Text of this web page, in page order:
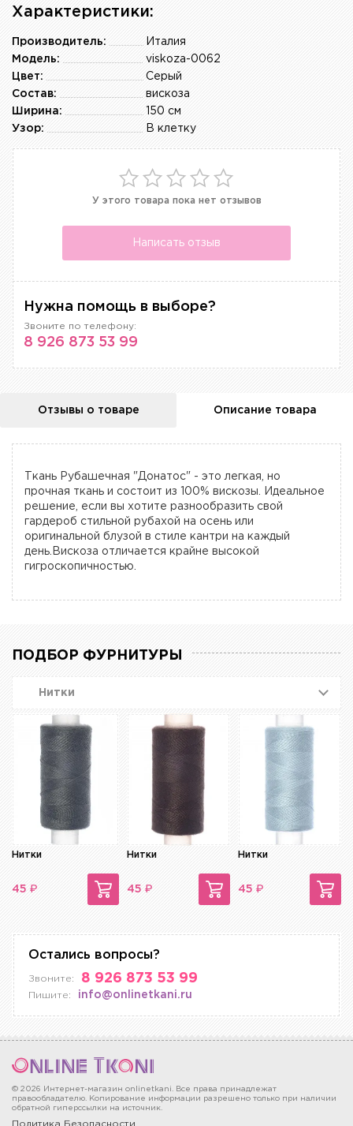
Характеристики:
Италия
Производитель:
viskoza-0062
Модель:
Серый
Цвет:
вискоза
Состав:
150 см
Ширина:
В клетку
Узор:
У этого товара пока нет отзывов
Написать отзыв
Нужна помощь в выборе?
Звоните по телефону:
8 926 873 53 99
Отзывы о товаре Описание товара
Ткань Рубашечная "Донатос" - это легкая, но
прочная ткань и состоит из 100% вискозы. Идеальное
решение, если вы хотите разнообразить свой
гардероб стильной рубахой на осень или
оригинальной блузой в стиле кантри на каждый
день.Вискоза отличается крайне высокой
гигроскопичностью.
ПОДБОР ФУРНИТУРЫ
Нитки
Нитки
45 ₽
Нитки
45 ₽
Нитки
45 ₽
Остались вопросы?
Звоните: 8 926 873 53 99
Пишите: info@onlinetkani.ru
© 2026 Интернет-магазин onlinetkani. Все права принадлежат
правообладателю. Копирование информации разрешено только при наличии
обратной гиперссылки на источник.
Политика Безопасности